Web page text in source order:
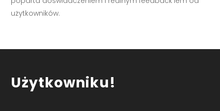
użytkowników.
Użytkowniku!